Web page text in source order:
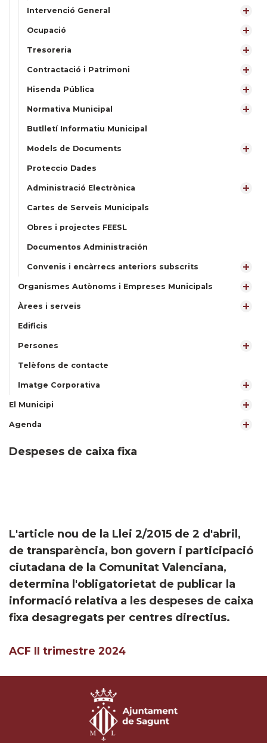
Intervenció General
Ocupació
Tresoreria
Contractació i Patrimoni
Hisenda Pública
Normativa Municipal
Butlletí Informatiu Municipal
Models de Documents
Proteccio Dades
Administració Electrònica
Cartes de Serveis Municipals
Obres i projectes FEESL
Documentos Administración
Convenis i encàrrecs anteriors subscrits
Organismes Autònoms i Empreses Municipals
Àrees i serveis
Edificis
Persones
Telèfons de contacte
Imatge Corporativa
El Municipi
Agenda
Despeses de caixa fixa
L'article nou de la Llei 2/2015 de 2 d'abril,
de transparència, bon govern i participació
ciutadana de la Comunitat Valenciana,
determina l'obligatorietat de publicar la
informació relativa a les despeses de caixa
fixa desagregats per centres directius.
ACF II trimestre 2024